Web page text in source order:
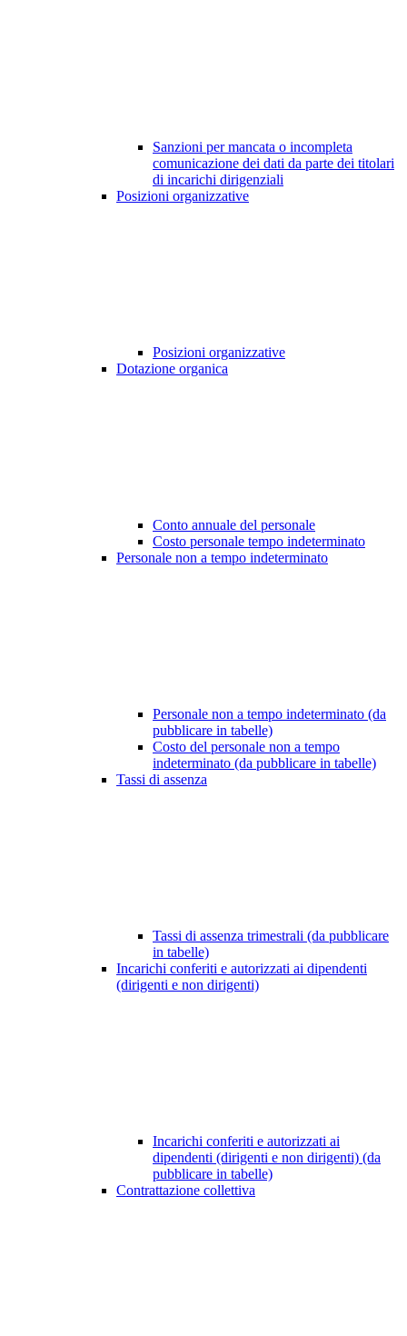
Sanzioni per mancata o incompleta
comunicazione dei dati da parte dei titolari
di incarichi dirigenziali
Posizioni organizzative
Posizioni organizzative
Dotazione organica
Conto annuale del personale
Costo personale tempo indeterminato
Personale non a tempo indeterminato
Personale non a tempo indeterminato (da
pubblicare in tabelle)
Costo del personale non a tempo
indeterminato (da pubblicare in tabelle)
Tassi di assenza
Tassi di assenza trimestrali (da pubblicare
in tabelle)
Incarichi conferiti e autorizzati ai dipendenti
(dirigenti e non dirigenti)
Incarichi conferiti e autorizzati ai
dipendenti (dirigenti e non dirigenti) (da
pubblicare in tabelle)
Contrattazione collettiva